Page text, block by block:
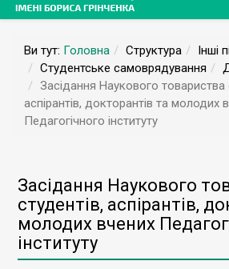
Ви тут: Головна Структура
Інші
Студентське самоврядування
Засідання Наукового товариства
аспірантів, докторантів та молодих
Педагогічного інституту
Засідання Наукового
студентів, аспірантів,
молодих вчених
інституту